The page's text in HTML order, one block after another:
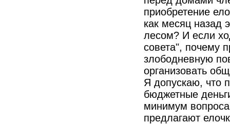
приобретение
как месяц назад
лесом? И если
совета", почему
злободневную
организовать
Я допускаю, что
бюджетные
минимум
предлагают